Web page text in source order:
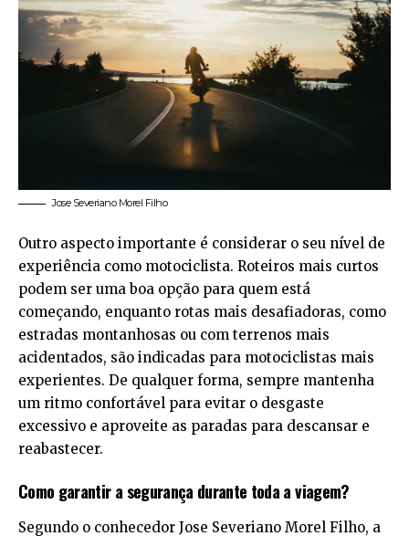
Jose Severiano Morel Filho
Outro aspecto importante é considerar o seu nível de
experiência como motociclista. Roteiros mais curtos
podem ser uma boa opção para quem está
começando, enquanto rotas mais desafiadoras, como
estradas montanhosas ou com terrenos mais
acidentados, são indicadas para motociclistas mais
experientes. De qualquer forma, sempre mantenha
um ritmo confortável para evitar o desgaste
excessivo e aproveite as paradas para descansar e
reabastecer.
Como garantir a segurança durante toda a viagem?
Segundo o conhecedor Jose Severiano Morel Filho, a